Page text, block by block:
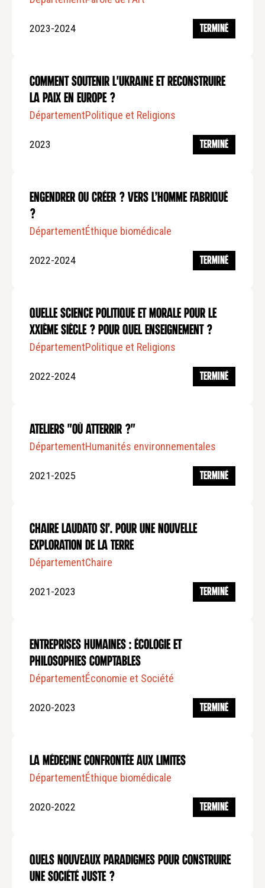
2023-2024 TERMINÉ
Comment soutenir l'Ukraine et reconstruire
la paix en Europe ?
DépartementPolitique et Religions
2023 TERMINÉ
Engendrer ou créer ? Vers l’homme fabriqué
?
DépartementÉthique biomédicale
2022-2024 TERMINÉ
Quelle Science Politique et Morale pour le
XXIème siècle ? Pour quel Enseignement ?
DépartementPolitique et Religions
2022-2024 TERMINÉ
Ateliers "Où Atterrir ?"
DépartementHumanités environnementales
2021-2025 TERMINÉ
Chaire Laudato si’. Pour une nouvelle
exploration de la Terre
DépartementChaire
2021-2023 TERMINÉ
Entreprises humaines : écologie et
philosophies comptables
DépartementÉconomie et Société
2020-2023 TERMINÉ
La médecine confrontée aux limites
DépartementÉthique biomédicale
2020-2022 TERMINÉ
Quels nouveaux paradigmes pour construire
une société juste ?